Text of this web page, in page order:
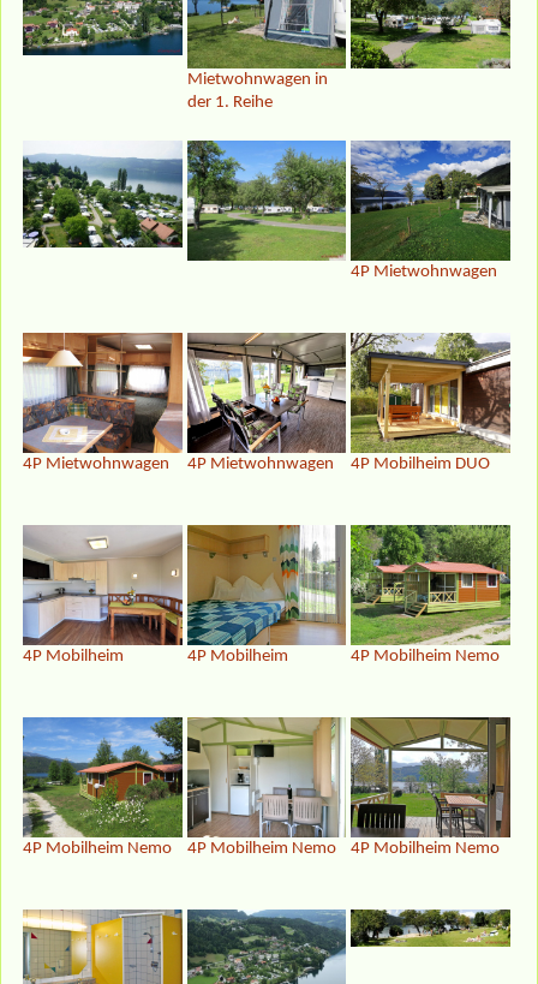
Mietwohnwagen in
der 1. Reihe
4P Mietwohnwagen
4P Mietwohnwagen 4P Mietwohnwagen 4P Mobilheim DUO
4P Mobilheim 4P Mobilheim 4P Mobilheim Nemo
4P Mobilheim Nemo 4P Mobilheim Nemo 4P Mobilheim Nemo